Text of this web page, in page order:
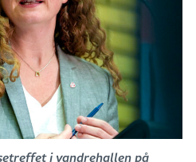
i vandrehallen på